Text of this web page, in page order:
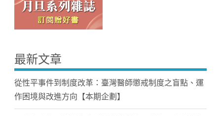
最新文章
從性平事件到制度改革：臺灣醫師懲戒制度之盲點、運
作困境與改進方向【本期企劃】